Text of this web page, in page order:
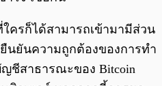
ครก็ได้สามารถเข้ามามีส่วน
นยันความถูกต้องของการทำ
ชีสาธารณะของ Bitcoin